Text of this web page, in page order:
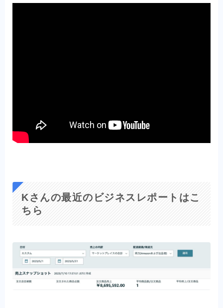
Kさんの最近のビジネスレポートはこ
ちら